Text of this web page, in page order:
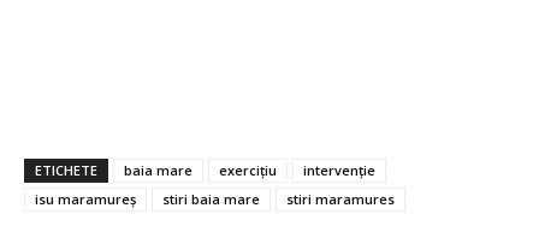
ETICHETE baia mare exercițiu
intervenție
isu maramureș
stiri baia mare stiri maramures